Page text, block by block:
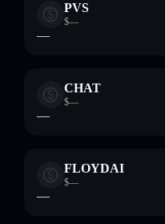
PVS
$—
—
CHAT
$—
—
FLOYDAI
$—
—